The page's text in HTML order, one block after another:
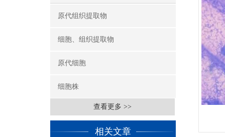
原代组织提取物
细胞、组织提取物
原代细胞
细胞株
查看更多 >>
相关文章